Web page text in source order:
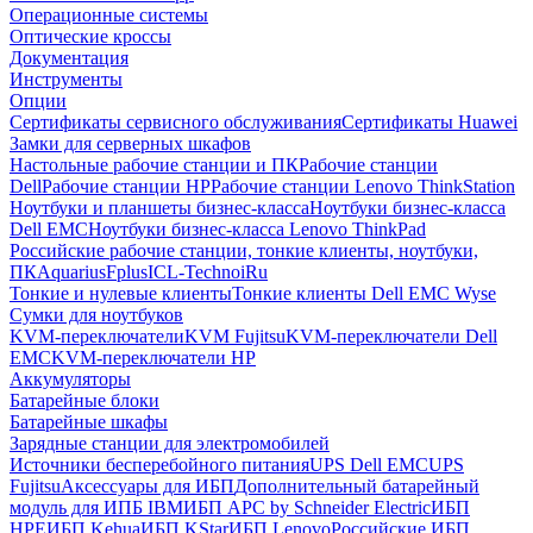
Операционные системы
Оптические кроссы
Документация
Инструменты
Опции
Сертификаты сервисного обслуживанияСертификаты Huawei
Замки для серверных шкафов
Настольные рабочие станции и ПКРабочие станции
DellРабочие станции HPРабочие станции Lenovo ThinkStation
Ноутбуки и планшеты бизнес-классаНоутбуки бизнес-класса
Dell EMCНоутбуки бизнес-класса Lenovo ThinkPad
Российские рабочие станции, тонкие клиенты, ноутбуки,
ПКAquariusFplusICL-TechnoiRu
Тонкие и нулевые клиентыТонкие клиенты Dell EMC Wyse
Сумки для ноутбуков
KVM-переключателиKVM FujitsuKVM-переключатели Dell
EMCKVM-переключатели HP
Аккумуляторы
Батарейные блоки
Батарейные шкафы
Зарядные станции для электромобилей
Источники бесперебойного питанияUPS Dell EMCUPS
FujitsuАксессуары для ИБПДополнительный батарейный
модуль для ИПБ IBMИБП APC by Schneider ElectricИБП
HPEИБП KehuaИБП KStarИБП LenovoРоссийские ИБП